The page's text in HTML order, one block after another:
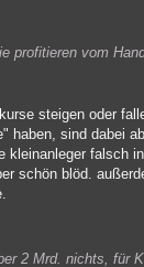
profitieren vom
steigen oder
haben, sind dabei
kleinanleger falsch
schön blöd.
2 Mrd. nichts, für